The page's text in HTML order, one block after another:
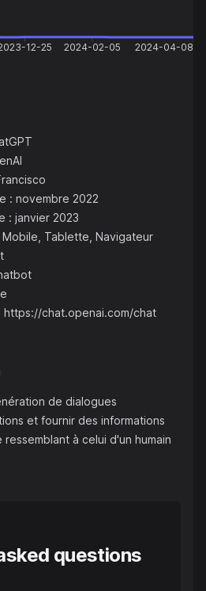
12-25 2024-02-05 2024-04-08
: novembre 2022
: janvier 2023
Mobile, Tablette, Navigateur
https://chat.openai.com/chat
de dialogues
et fournir des informations
à celui d'un humain
questions